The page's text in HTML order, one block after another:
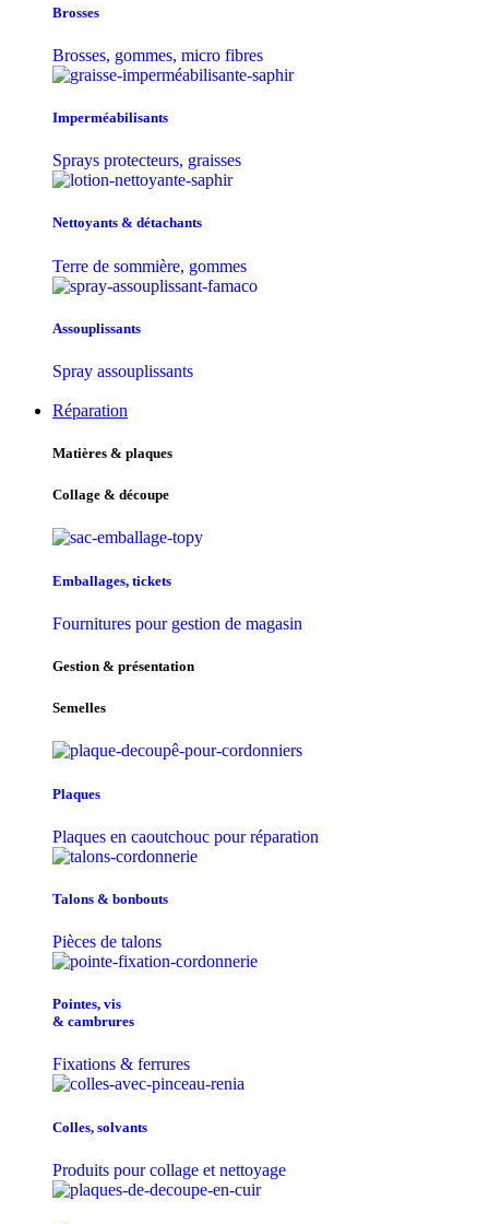
Brosses
Brosses, gommes, micro fibres
Imperméabilisants
Sprays protecteurs, graisses
Nettoyants & détachants
Terre de sommière, gommes
Assouplissants
Spray assouplissants
Réparation
Matières & plaques
Collage & découpe
Emballages, tickets
Fournitures pour gestion de magasin
Gestion & présentation
Semelles
Plaques
Plaques en caoutchouc pour réparation
Talons & bonbouts
Pièces de talons
Pointes, vis
& cambrures
Fixations & ferrures
Colles, solvants
Produits pour collage et nettoyage